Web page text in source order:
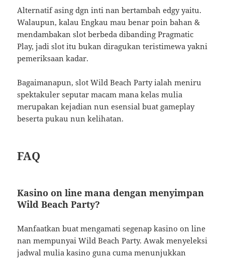
Alternatif asing dgn inti nan bertambah edgy yaitu.
Walaupun, kalau Engkau mau benar poin bahan &
mendambakan slot berbeda dibanding Pragmatic
Play, jadi slot itu bukan diragukan teristimewa yakni
pemeriksaan kadar.
Bagaimanapun, slot Wild Beach Party ialah meniru
spektakuler seputar macam mana kelas mulia
merupakan kejadian nun esensial buat gameplay
beserta pukau nun kelihatan.
FAQ
Kasino on line mana dengan menyimpan
Wild Beach Party?
Manfaatkan buat mengamati segenap kasino on line
nan mempunyai Wild Beach Party. Awak menyeleksi
jadwal mulia kasino guna cuma menunjukkan